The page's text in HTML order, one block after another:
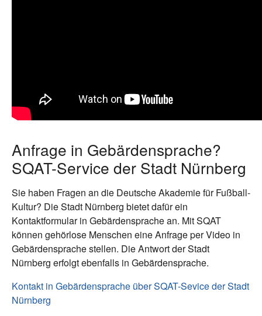
Anfrage in Gebärdensprache?
SQAT-Service der Stadt Nürnberg
Sie haben Fragen an die Deutsche Akademie für Fußball-
Kultur? Die Stadt Nürnberg bietet dafür ein
Kontaktformular in Gebärdensprache an. Mit SQAT
können gehörlose Menschen eine Anfrage per Video in
Gebärdensprache stellen. Die Antwort der Stadt
Nürnberg erfolgt ebenfalls in Gebärdensprache.
Kontakt in Gebärdensprache über SQAT-Sevice der Stadt
Nürnberg